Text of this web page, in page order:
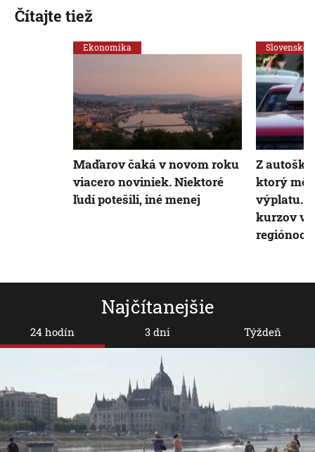
Najčítanejšie
24 hodín 3 dni Týždeň
Čítajte tiež
Ekonomika
Maďarov čaká v novom roku
viacero noviniek. Niektoré
ľudí potešili, iné menej
Slovensko
Z
ktorý
výplatu.
kurzov v
regiónoch